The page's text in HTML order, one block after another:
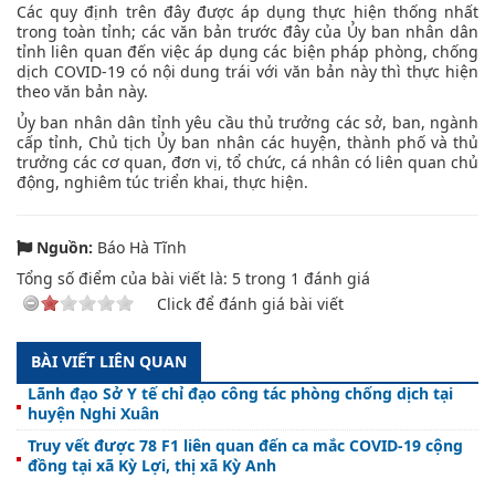
Các quy định trên đây được áp dụng thực hiện thống nhất
trong toàn tỉnh; các văn bản trước đây của Ủy ban nhân dân
tỉnh liên quan đến việc áp dụng các biện pháp phòng, chống
dịch COVID-19 có nội dung trái với văn bản này thì thực hiện
theo văn bản này.
Ủy ban nhân dân tỉnh yêu cầu thủ trưởng các sở, ban, ngành
cấp tỉnh, Chủ tịch Ủy ban nhân các huyện, thành phố và thủ
trưởng các cơ quan, đơn vị, tổ chức, cá nhân có liên quan chủ
động, nghiêm túc triển khai, thực hiện.
Nguồn: Báo Hà Tĩnh
Tổng số điểm của bài viết là: 5 trong 1 đánh giá
Click để đánh giá bài viết
BÀI VIẾT LIÊN QUAN
Lãnh đạo Sở Y tế chỉ đạo công tác phòng chống dịch tại
huyện Nghi Xuân
Truy vết được 78 F1 liên quan đến ca mắc COVID-19 cộng
đồng tại xã Kỳ Lợi, thị xã Kỳ Anh